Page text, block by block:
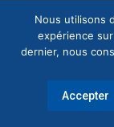
Nous utilisons
expérience
dernier, nous
Accepter